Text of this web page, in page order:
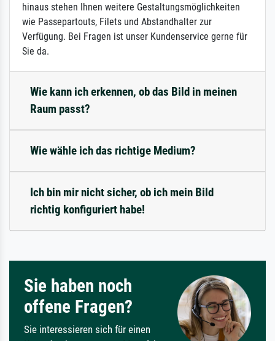
hinaus stehen Ihnen weitere Gestaltungsmöglichkeiten
wie Passepartouts, Filets und Abstandhalter zur
Verfügung. Bei Fragen ist unser Kundenservice gerne für
Sie da.
Wie kann ich erkennen, ob das Bild in meinen
Raum passt?
Wie wähle ich das richtige Medium?
Ich bin mir nicht sicher, ob ich mein Bild
richtig konfiguriert habe!
Sie haben noch
offene Fragen?
Sie interessieren sich für einen